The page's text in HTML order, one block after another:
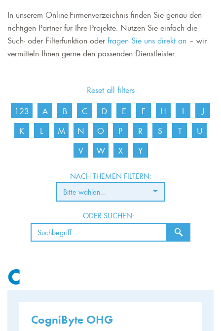
In unserem Online-Firmenverzeichnis finden Sie genau den
richtigen Partner für Ihre Projekte. Nutzen Sie einfach die
Such- oder Filterfunktion oder fragen Sie uns direkt an – wir
vermitteln Ihnen gerne den passenden Dienstleister.
Reset all filters
123
A B C D E F H I
J
K
L M N O P R S T
U
V
W X Y
NACH THEMEN FILTERN:
Bitte wählen...
ODER SUCHEN:
C
CogniByte OHG